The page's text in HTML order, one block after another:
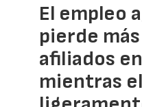
El empleo
pierde
afiliados
mientras